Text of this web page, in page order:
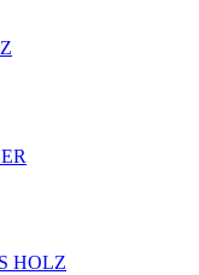
HOLZ